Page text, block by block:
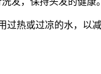
过热或过凉的水，以